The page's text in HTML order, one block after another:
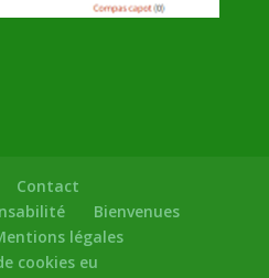
Contact
Bienvenues
légales
cookies eu